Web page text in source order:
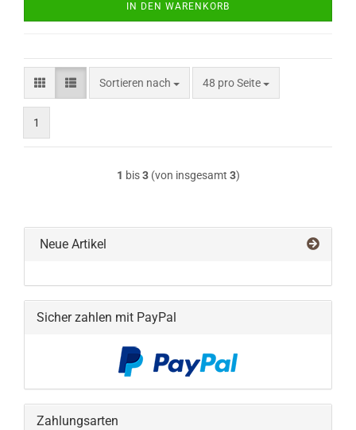
IN DEN WARENKORB
Sortieren nach
Sortieren nach 48 pro Seite
pro Seite
1
1 bis3(von insgesamt 3)
Neue Artikel
Sicher zahlen mit PayPal
Zahlungsarten